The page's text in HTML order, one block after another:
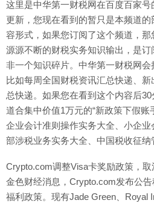
这里是中华第一财税网在百度百家
更新，您现在看到的暂只是本频道
容形式，如果您订阅了这个频道，
源源不断的财税实务知识输出，是
非一个知识碎片。中华第一财税网会
比如每周全国财税资讯汇总快递、
总快递。如果您在看到这个内容后
道合集中价值1万元的“新政策下假账
企业会计准则操作实务大全、小企
部涉税业务实务大全、中国税收征纳
Crypto.com调整Visa卡奖励政策，
金色财经消息，Crypto.com发布公
福利政策。现有Jade Green、Royal